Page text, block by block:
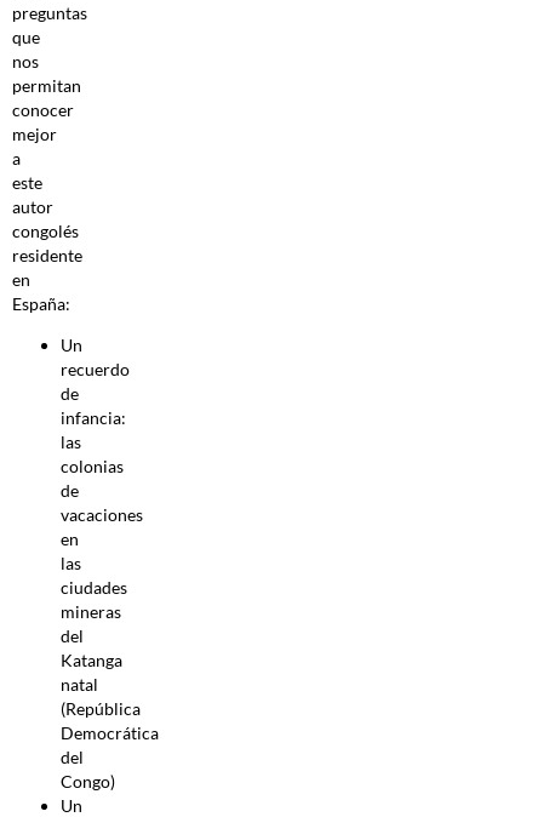
preguntas
que
nos
permitan
conocer
mejor
a
este
autor
congolés
residente
en
España:
Un
recuerdo
de
infancia:
las
colonias
de
vacaciones
en
las
ciudades
mineras
del
Katanga
natal
(República
Democrática
del
Congo)
Un